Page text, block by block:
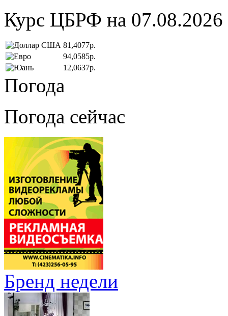
Курс ЦБРФ на 07.08.2026
81,4077р.
94,0585р.
12,0637р.
Погода
Погода сейчас
Бренд недели